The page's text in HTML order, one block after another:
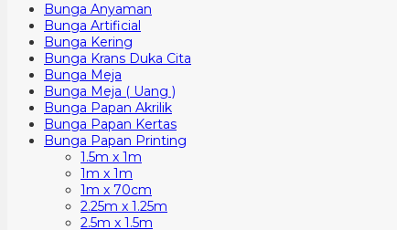
Bunga Anyaman
Bunga Artificial
Bunga Kering
Bunga Krans Duka Cita
Bunga Meja
Bunga Meja ( Uang )
Bunga Papan Akrilik
Bunga Papan Kertas
Bunga Papan Printing
1.5m x 1m
1m x 1m
1m x 70cm
2.25m x 1.25m
2.5m x 1.5m